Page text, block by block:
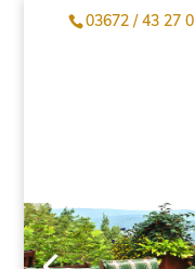
03672 / 43 27 0